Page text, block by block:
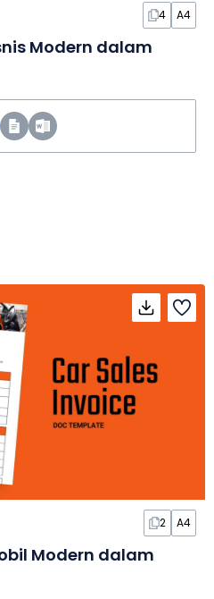
4 A4
Modern dalam
2 A4
Modern dalam